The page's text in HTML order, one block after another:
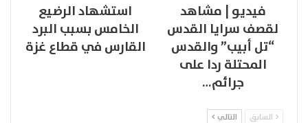
فيديو | مشاهد
لقصف سرايا القدس
“تل أبيب” والقدس
المحتلة ردا على
جرائم…
استشهاد الرضيع
الخامس بسبب البرد
القارس في قطاع غزة
السابق التالي